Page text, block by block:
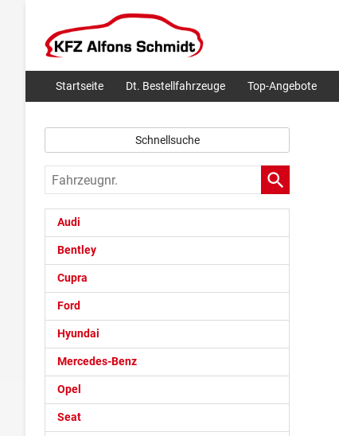
Startseite Dt. Bestellfahrzeuge Top-Angebote
Schnellsuche
Fahrzeugnr.
Audi
Bentley
Cupra
Ford
Hyundai
Mercedes-Benz
Opel
Seat